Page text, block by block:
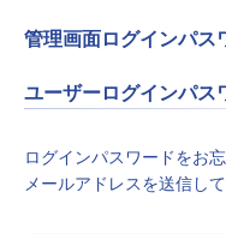
管理画面ログインパス
ユーザーログインパス
ログインパスワードをお
メールアドレスを送信して